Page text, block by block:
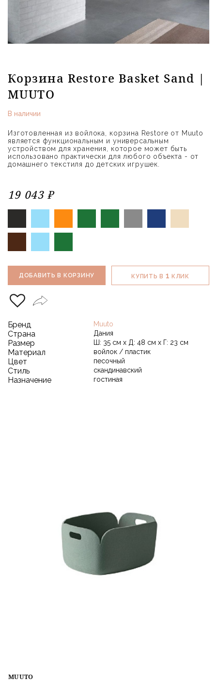
Корзина Restore Basket Sand |
MUUTO
В наличии
Изготовленная из войлока, корзина Restore от Muuto
является функциональным и универсальным
устройством для хранения, которое может быть
использовано практически для любого объекта - от
домашнего текстиля до детских игрушек.
19 043 ₽
ДОБАВИТЬ В КОРЗИНУ КУПИТЬ В 1 КЛИК
Бренд Muuto
Страна Дания
Размер Ш: 35 см х Д: 48 см х Г: 23 см
Материал войлок / пластик
Цвет песочный
Стиль скандинавский
Назначение гостиная
MUUTO